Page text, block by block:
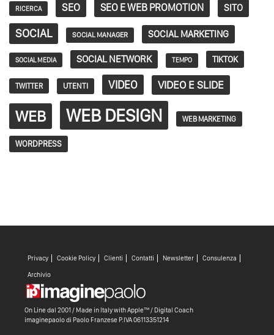
RICERCA SEO SEO E WEB PROMOTION SITO
SOCIAL SOCIAL MANAGER SOCIAL MARKETING
SOCIAL MEDIA SOCIAL NETWORK TEMPO TIKTOK
TWITTER UTENTI VIDEO VIDEO E SLIDE
WEB WEB DESIGN WEB MARKETING
WORDPRESS
Privacy Cookie Policy Clienti Contatti Newsletter Consulenza
Archivio
On Line dal 2001 / Made in Italy withApple™ / Digital Coach
imaginepaolo di Paolo Franzese P.IVA 06113351214